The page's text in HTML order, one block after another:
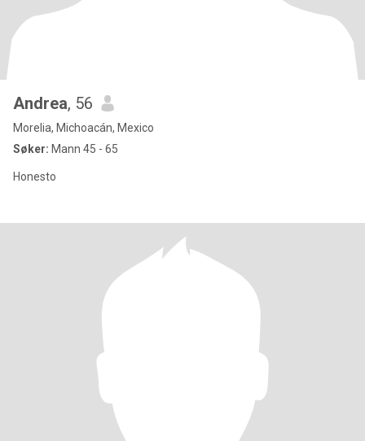
Andrea, 56
Morelia, Michoacán, Mexico
Søker: Mann 45 - 65
Honesto